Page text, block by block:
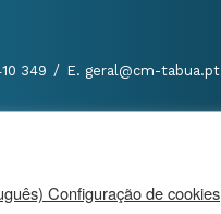
349 / E. geral@cm-tabua.pt
Configuração de cookies